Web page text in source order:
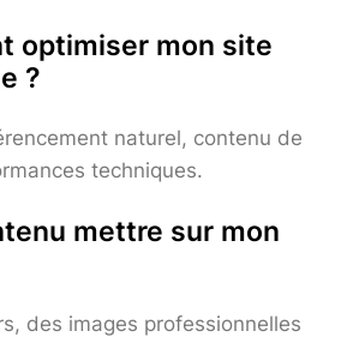
optimiser mon site
?
naturel, contenu de
techniques.
mettre sur mon
des images professionnelles